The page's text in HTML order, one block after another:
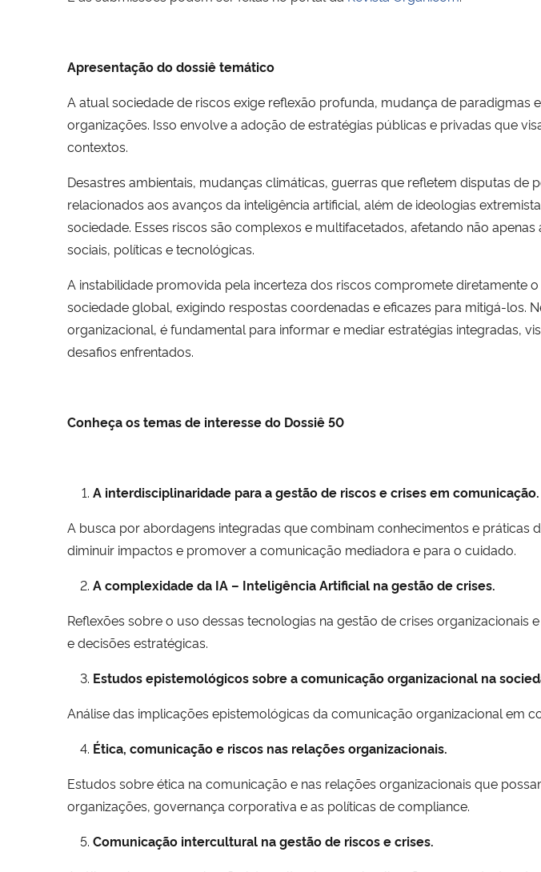
Apresentação do dossiê temático
A atual sociedade de riscos exige reflexão profunda, mudança de paradigmas
organizações. Isso envolve a adoção de estratégias públicas e privadas que
contextos.
Desastres ambientais, mudanças climáticas, guerras que refletem disputas de
relacionados aos avanços da inteligência artificial, além de ideologias
sociedade. Esses riscos são complexos e multifacetados, afetando não
sociais, políticas e tecnológicas.
A instabilidade promovida pela incerteza dos riscos compromete diretamente
sociedade global, exigindo respostas coordenadas e eficazes para mitigá-los.
organizacional, é fundamental para informar e mediar estratégias integradas,
desafios enfrentados.
Conheça os temas de interesse do Dossiê 50
A interdisciplinaridade para a gestão de riscos e crises em comunicação.
A busca por abordagens integradas que combinam conhecimentos e práticas
diminuir impactos e promover a comunicação mediadora e para o cuidado.
A complexidade da IA – Inteligência Artificial na gestão de crises.
Reflexões sobre o uso dessas tecnologias na gestão de crises
e decisões estratégicas.
Estudos epistemológicos sobre a comunicação organizacional na
Análise das implicações epistemológicas da comunicação organizacional em
Ética, comunicação e riscos nas relações organizacionais.
Estudos sobre ética na comunicação e nas relações organizacionais que
organizações, governança corporativa e as políticas de compliance.
Comunicação intercultural na gestão de riscos e crises.